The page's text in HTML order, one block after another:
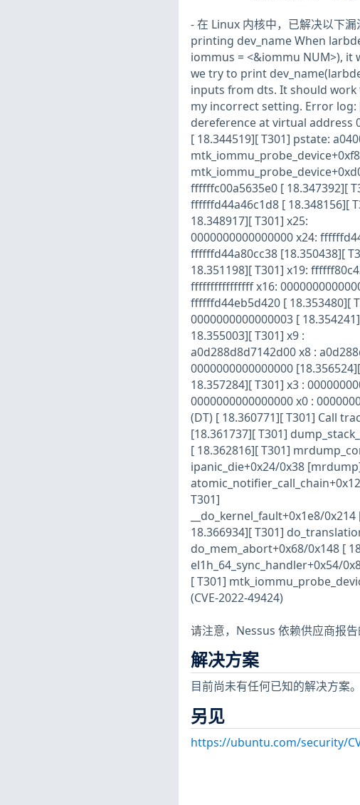
- 在 Linux 内核中，已解决以下
printing dev_name When
iommus = <&iommu NUM>), it
we try to print
inputs from dts. It should
my incorrect setting. Error log:
dereference at virtual address
[ 18.344519][ T301] pstate:
ffffffc00a5635e0 [ 18.347392][
ffffffd44a46c1d8 [ 18.348156][
18.348917][ T301] x25:
0000000000000000 x24:
ffffffd44a80cc38 [18.350438][
18.351198][ T301] x19:
ffffffffffffffff x16:
ffffffd44eb5d420 [ 18.353480][
0000000000000003 [
18.355003][ T301] x9 :
a0d288d8d7142d00 x8 :
0000000000000000
18.357284][ T301] x3 :
0000000000000000 x0 :
(DT) [ 18.360771][ T301] Call
[18.361737][ T301]
[ 18.362816][ T301]
ipanic_die+0x24/0x38
T301]
__do_kernel_fault+0x1e8/
18.366934][ T301]
do_mem_abort+0x68/0x148 [
el1h_64_sync_handler+0x54/
[ T301]
(CVE-2022-49424)
请注意，Nessus 依赖供应商报告
解决方案
目前尚未有任何已知的解决方案。
另见
https://ubuntu.com/security/